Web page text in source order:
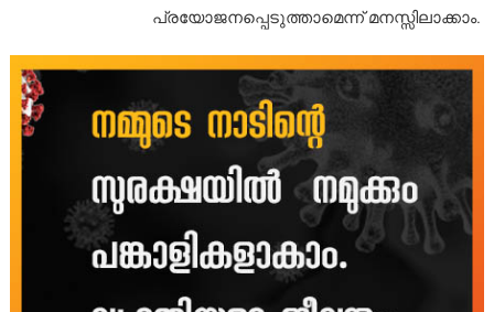
പ്രയോജനപ്പെടുത്താമെന്ന് മനസ്സിലാക്കാം.